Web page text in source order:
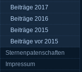
Beiträge 2017
Beiträge 2016
Beiträge 2015
Beiträge vor 2015
Sternenpatenschaften
Impressum